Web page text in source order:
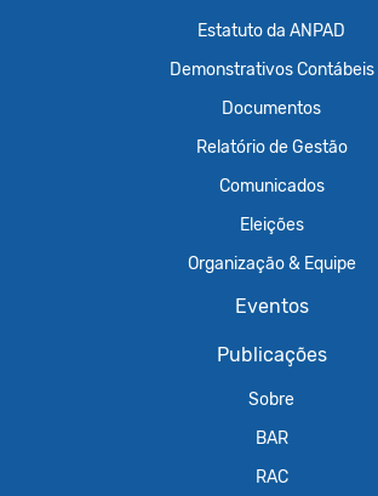
Estatuto da ANPAD
Demonstrativos Contábeis
Documentos
Relatório de Gestão
Comunicados
Eleições
Organização & Equipe
Eventos
Publicações
Sobre
BAR
RAC